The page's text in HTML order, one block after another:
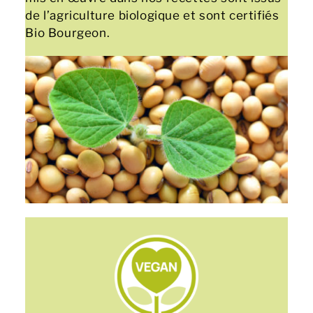
de l’agriculture biologique et sont certifiés
Bio Bourgeon.